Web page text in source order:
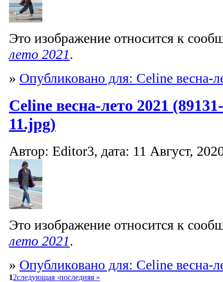
Это изображение относится к
лето 2021.
» Опубликовано для: Celine весна-
Celine весна-лето 2021
11.jpg)
Автор: Editor3, дата: 11 Август,
Это изображение относится к
лето 2021.
» Опубликовано для: Celine весна-
12следующая ›последняя »